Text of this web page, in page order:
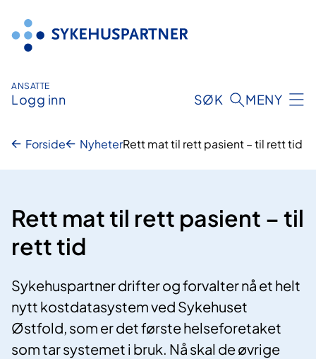
innhold
ANSATTE
Logg inn SØK MENY
Forside NyheterRett mat til rett pasient – til rett tid
Rett mat til rett pasient – til
rett tid
Sykehuspartner drifter og forvalter nå et helt
nytt kostdatasystem ved Sykehuset
Østfold, som er det første helseforetaket
som tar systemet i bruk. Nå skal de øvrige